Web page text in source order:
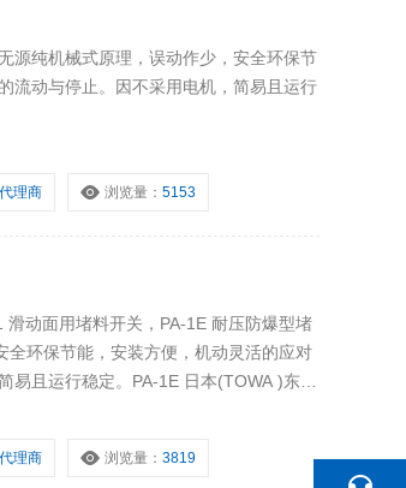
源纯机械式原理，误动作少，安全环保节
流动与停止。因不采用电机，简易且运行
代理商 浏览量：5153
动面用堵料开关，PA-1E 耐压防爆型堵
环保节能，安装方便，机动灵活的应对
且运行稳定。PA-1E 日本(TOWA )东和
代理商 浏览量：3819